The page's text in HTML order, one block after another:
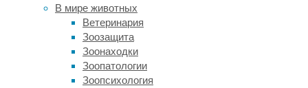
В мире животных
Ветеринария
Зоозащита
Зоонаходки
Зоопатологии
Зоопсихология
светлая
окраска
работает
камуфляж